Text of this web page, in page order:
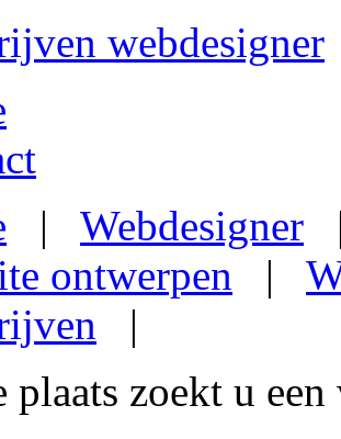
webdesigner
| Webdesigner
ontwerpen |
|
zoekt u een